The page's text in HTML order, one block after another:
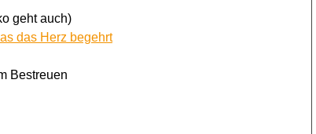
geht auch)
das Herz begehrt
Bestreuen